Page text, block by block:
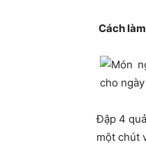
Cách
Đập 4
một chút